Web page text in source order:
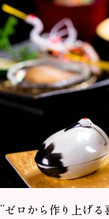
”ゼロから作り上げ